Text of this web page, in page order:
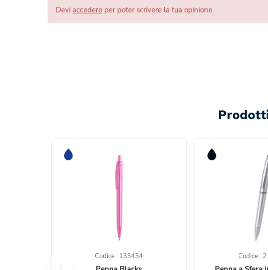
Devi accedere per poter scrivere la tua opinione.
Codice : 133434 Codice :